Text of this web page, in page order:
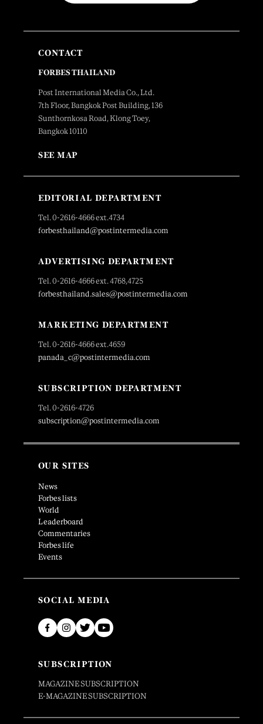
CONTACT
FORBES THAILAND
Post International Media Co., Ltd.
7th Floor, Bangkok Post Building, 136
Sunthornkosa Road, Klong Toey,
Bangkok 10110
SEE MAP
EDITORIAL DEPARTMENT
Tel. 0-2616-4666 ext.4734
forbesthailand@postintermedia.com
ADVERTISING DEPARTMENT
Tel. 0-2616-4666 ext. 4768,4725
forbesthailand.sales@postintermedia.com
MARKETING DEPARTMENT
Tel. 0-2616-4666 ext.4659
panada_c@postintermedia.com
SUBSCRIPTION DEPARTMENT
Tel. 0-2616-4726
subscription@postintermedia.com
OUR SITES
News
Forbes lists
World
Leaderboard
Commentaries
Forbes life
Events
SOCIAL MEDIA
SUBSCRIPTION
MAGAZINE SUBSCRIPTION
E-MAGAZINE SUBSCRIPTION